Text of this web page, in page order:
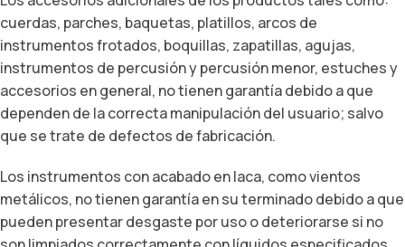
cuerdas, parches, baquetas, platillos, arcos de
instrumentos frotados, boquillas, zapatillas, agujas,
instrumentos de percusión y percusión menor, estuches y
accesorios en general, no tienen garantía debido a que
dependen de la correcta manipulación del usuario; salvo
que se trate de defectos de fabricación.
Los instrumentos con acabado en laca, como vientos
metálicos, no tienen garantía en su terminado debido a que
pueden presentar desgaste por uso o deteriorarse si no